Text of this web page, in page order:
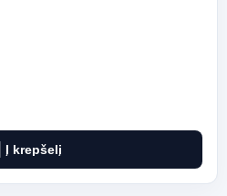
Į krepšelį